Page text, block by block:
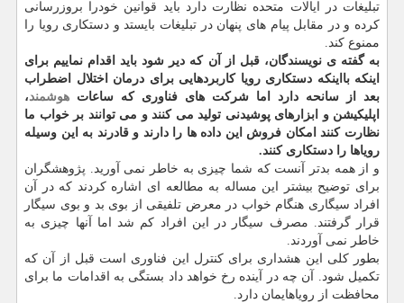
تبلیغات در ایالات متحده نظارت دارد باید قوانین خودرا بروزرسانی
کرده و در مقابل پیام های پنهان در تبلیغات بایستد و دستکاری رویا را
ممنوع کند.
به گفته ی نویسندگان، قبل از آن که دیر شود باید اقدام نماییم برای
اینکه بااینکه دستکاری رویا کاربردهایی برای درمان اختلال اضطراب
بعد از سانحه دارد اما شرکت های فناوری که ساعات هوشمند،
اپلیکیشن و ابزارهای پوشیدنی تولید می کنند و می توانند بر خواب ما
نظارت کنند امکان فروش این داده ها را دارند و قادرند به این وسیله
رویاها را دستکاری کنند.
و از همه بدتر آنست که شما چیزی به خاطر نمی آورید. پژوهشگران
برای توضیح بیشتر این مساله به مطالعه ای اشاره کردند که در آن
افراد سیگاری هنگام خواب در معرض تلفیقی از بوی بد و بوی سیگار
قرار گرفتند. مصرف سیگار در این افراد کم شد اما آنها چیزی به
خاطر نمی آوردند.
بطور کلی این هشداری برای کنترل این فناوری است قبل از آن که
تکمیل شود. آن چه در آینده رخ خواهد داد بستگی به اقدامات ما برای
محافظت از رویاهایمان دارد.